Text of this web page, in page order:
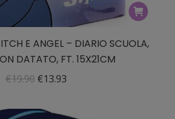
E ANGEL – DIARIO SCUOLA,
DATATO, FT. 15X21CM
€19.90 Il
originale
€13.93Il